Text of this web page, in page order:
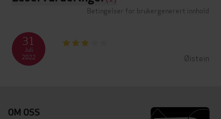
Betingelser for brukergenerert innhold
Øistein
31
Juli
2022
OM OSS